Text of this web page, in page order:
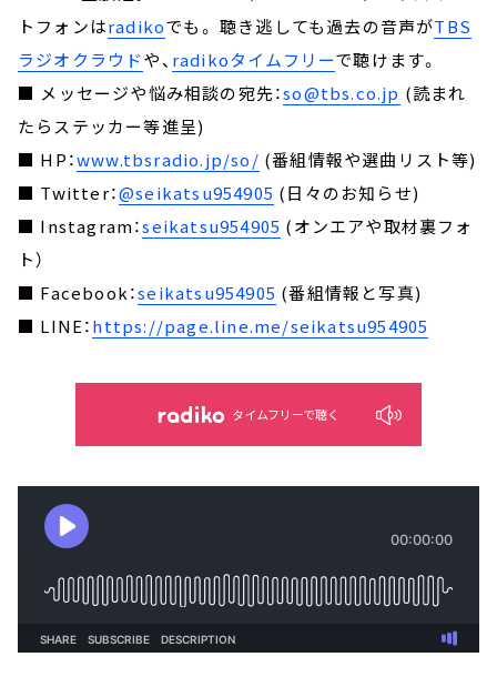
トフォンはradikoでも。 聴き逃しても過去の音声がTBS
ラジオクラウドや、 radikoタイムフリーで聴けます。
■ メッセージや悩み相談の宛先：so@tbs.co.jp (読まれ
たらステッカー等進呈)
■ HP：www.tbsradio.jp/so/ (番組情報や選曲リスト等)
■ Twitter：@seikatsu954905 (日々のお知らせ)
■ Instagram：seikatsu954905 (オンエアや取材裏フォ
ト）
■ Facebook：seikatsu954905 (番組情報と写真)
■ LINE：https://page.line.me/seikatsu954905
タイムフリーで聴く